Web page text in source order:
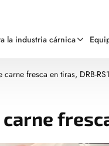
la industria cárnica
fresca en tiras, DRB-